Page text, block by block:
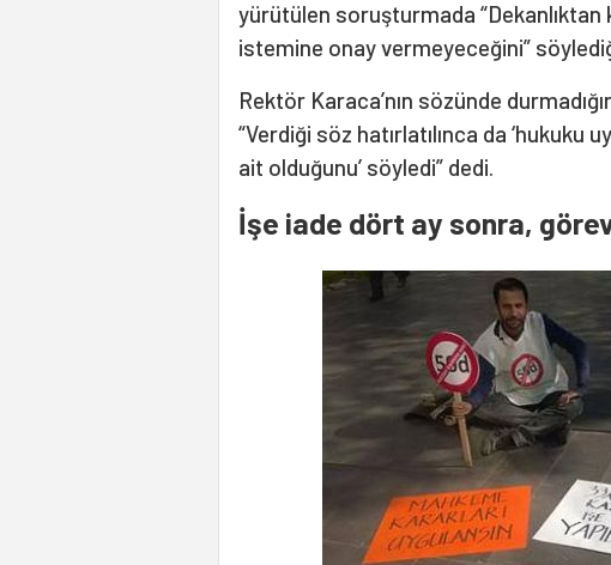
yürütülen soruşturmada
istemine onay vermeyeceğini”
Rektör Karaca’nın sözünde
“Verdiği söz hatırlatılınca da ‘hukuku
ait olduğunu’ söyledi” dedi.
İşe iade dört ay sonra,